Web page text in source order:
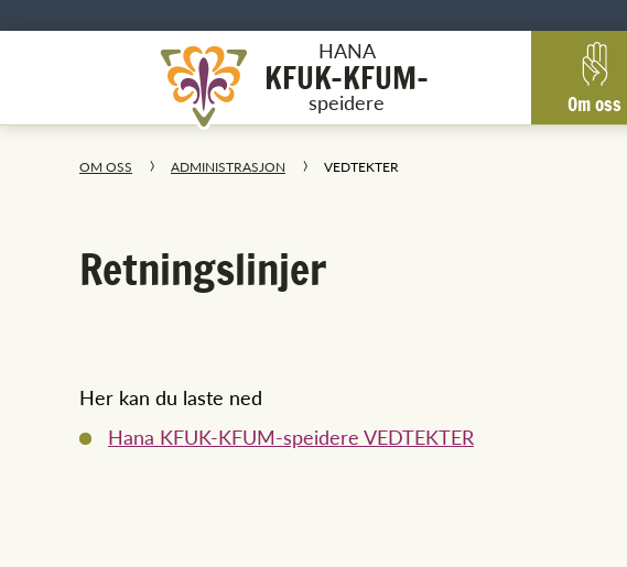
HANA
KFUK-KFUM-
speidere Om oss
OM OSS ADMINISTRASJON VEDTEKTER
Retningslinjer
Her kan du laste ned
Hana KFUK-KFUM-speidere VEDTEKTER